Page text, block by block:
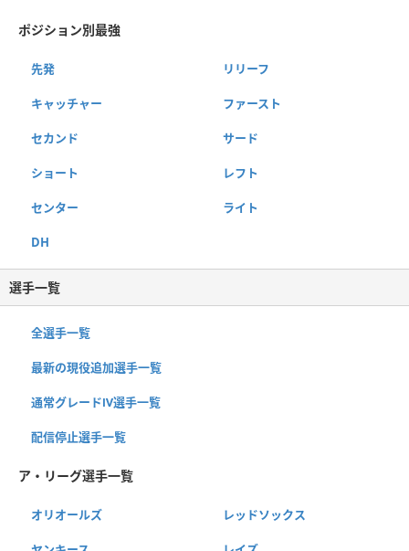
ポジション別最強
先発 リリーフ
キャッチャー ファースト
セカンド サード
ショート レフト
センター ライト
DH
選手一覧
全選手一覧
最新の現役追加選手一覧
通常グレードⅣ選手一覧
配信停止選手一覧
ア・リーグ選手一覧
オリオールズ レッドソックス